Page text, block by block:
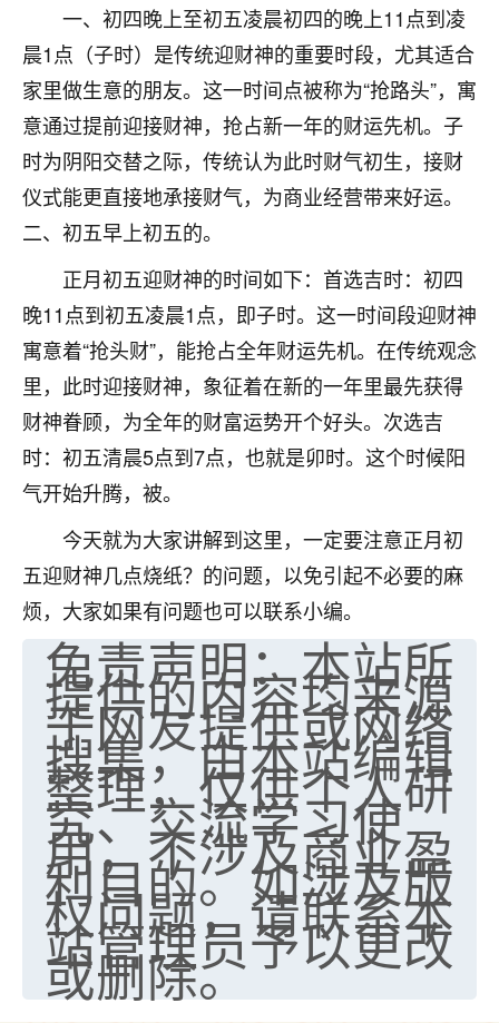
一、初四晚上至初五凌晨初四的晚上11点到凌
晨1点（子时）是传统迎财神的重要时段，尤其适合
家里做生意的朋友。这一时间点被称为“抢路头”，寓
意通过提前迎接财神，抢占新一年的财运先机。子
时为阴阳交替之际，传统认为此时财气初生，接财
仪式能更直接地承接财气，为商业经营带来好运。
二、初五早上初五的。
正月初五迎财神的时间如下：首选吉时：初四
晚11点到初五凌晨1点，即子时。这一时间段迎财神
寓意着“抢头财”，能抢占全年财运先机。在传统观念
里，此时迎接财神，象征着在新的一年里最先获得
财神眷顾，为全年的财富运势开个好头。次选吉
时：初五清晨5点到7点，也就是卯时。这个时候阳
气开始升腾，被。
今天就为大家讲解到这里，一定要注意正月初
五迎财神几点烧纸？的问题，以免引起不必要的麻
烦，大家如果有问题也可以联系小编。
免责声明：本站所
提供的内容均来源
于网友提供或网络
搜集，由本站编辑
整理，仅供个人研
究、交流学习使
用，不涉及商业盈
利目的。如涉及版
权问题，请联系本
站管理员予以更改
或删除。
触，首先就是心态会变好，万般皆是命，半点
不由人！
1天前 来自四川 9
金白水清
我也想找老师看看，有没有人给个联系方式的啊？
鹿森：慧来老师微信：gjsy0624
1天前 来自江西 12
青春168
我也想要，我也想要！
2天前 来自山西 15
Jessica李
老师做不做超度法事？我想给我奶奶做超度，她今年
刚去世了。
七零老顽童：我母亲前年离世，刚开始我经常
做梦梦见她，后来也是朋友介绍，找到慧来老
师，安排了超度法事，做梦再也没有梦到过
了，一开始是半信半疑的，图个心安，给亡母
超度，现在看来，人不信也不行。
2天前 来自云南 11
优秀的张同学
老师收徒吗？？我对这些很感兴趣
2天前 来自山西 15